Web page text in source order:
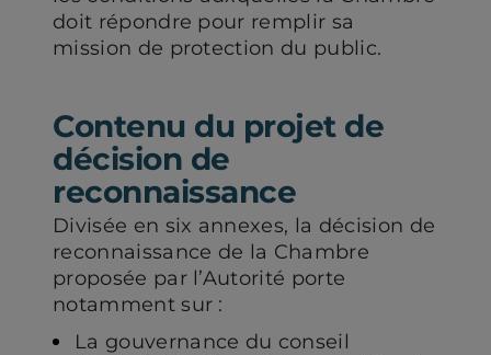
doit répondre pour remplir sa
mission de protection du public.
Contenu du projet de
décision de
reconnaissance
Divisée en six annexes, la décision de
reconnaissance de la Chambre
proposée par l’Autorité porte
notamment sur :
La gouvernance du conseil